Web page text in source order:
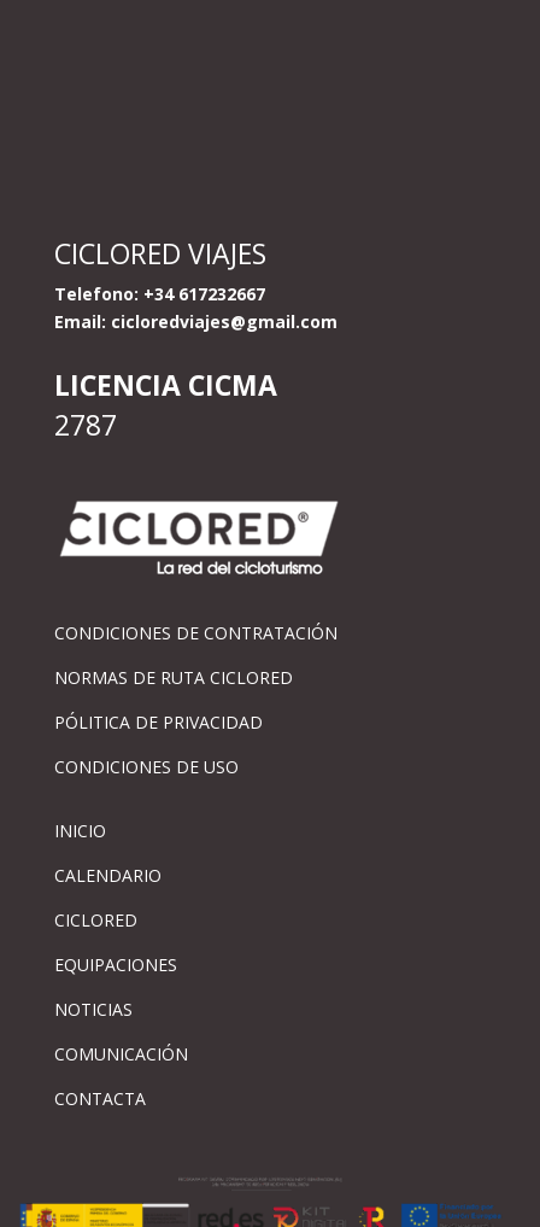
CICLORED VIAJES
Telefono: +34 617232667
Email: cicloredviajes@gmail.com
LICENCIA CICMA
2787
CONDICIONES DE CONTRATACIÓN
NORMAS DE RUTA CICLORED
PÓLITICA DE PRIVACIDAD
CONDICIONES DE USO
INICIO
CALENDARIO
CICLORED
EQUIPACIONES
NOTICIAS
COMUNICACIÓN
CONTACTA